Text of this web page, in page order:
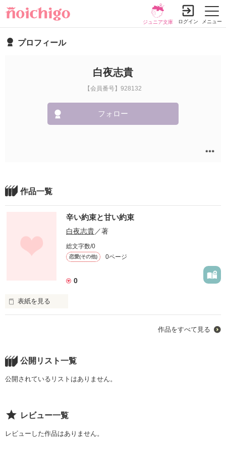
メニュー
ジュニア文庫 ログイン
プロフィール
白夜志貴
【会員番号】928132
フォロー
作品一覧
辛い約束と甘い約束
白夜志貴／著
総文字数/0
恋愛(その他) 0ページ
0
表紙を見る
作品をすべて見る
公開リスト一覧
公開されているリストはありません。
レビュー一覧
レビューした作品はありません。